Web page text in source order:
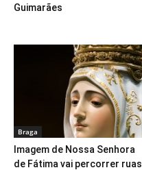
Guimarães
Braga
Imagem de Nossa Senhora
de Fátima vai percorrer ruas